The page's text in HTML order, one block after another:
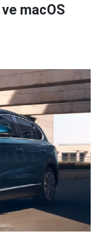
macOS